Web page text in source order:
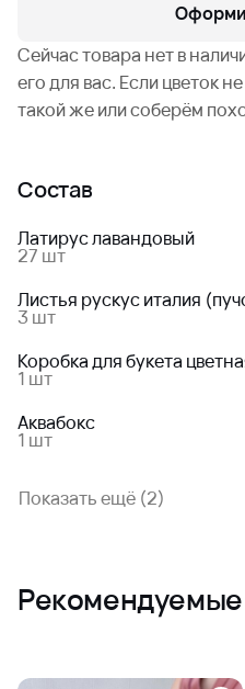
Сейчас товара нет в
его для вас. Если цветок
такой же или соберём
Состав
Латирус лавандовый
27 шт
Листья рускус италия
3 шт
Коробка для букета
1 шт
Аквабокс
1 шт
Показать ещё (2)